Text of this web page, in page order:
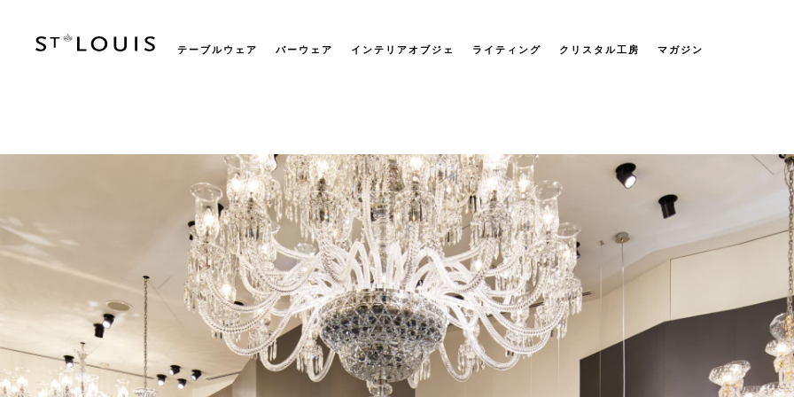
テーブルウェア バーウェア インテリアオブジェ ライティング クリスタル工房 マガジン